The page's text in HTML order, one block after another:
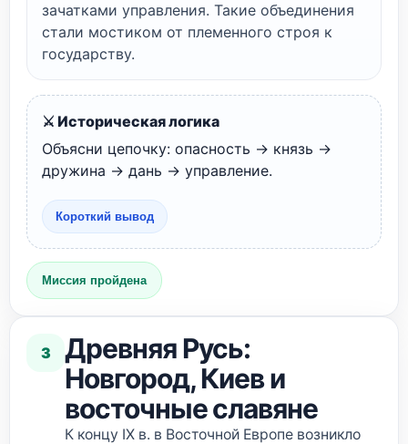
зачатками управления. Такие объединения
стали мостиком от племенного строя к
государству.
⚔️ Историческая логика
Объясни цепочку: опасность → князь →
дружина → дань → управление.
Короткий вывод
Миссия пройдена
3
Древняя Русь:
Новгород, Киев и
восточные славяне
К концу IX в. в Восточной Европе возникло